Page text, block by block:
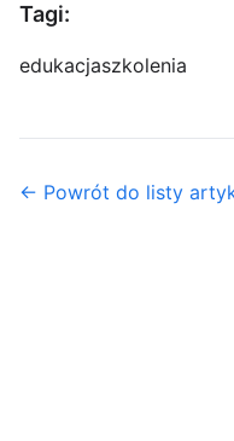
Tagi:
edukacjaszkolenia
← Powrót do listy